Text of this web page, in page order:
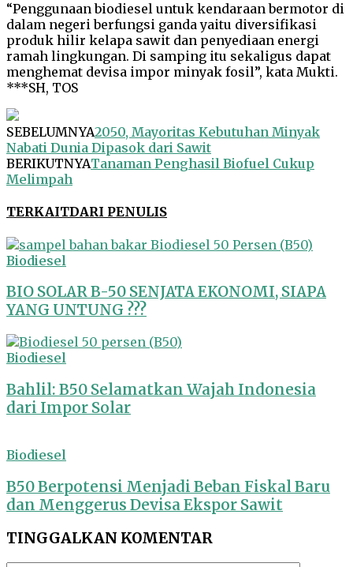
“Penggunaan biodiesel untuk kendaraan bermotor di
dalam negeri berfungsi ganda yaitu diversifikasi
produk hilir kelapa sawit dan penyediaan energi
ramah lingkungan. Di samping itu sekaligus dapat
menghemat devisa impor minyak fosil”, kata Mukti.
***SH, TOS
SEBELUMNYA2050, Mayoritas Kebutuhan Minyak
Nabati Dunia Dipasok dari Sawit
BERIKUTNYATanaman Penghasil Biofuel Cukup
Melimpah
TERKAITDARI PENULIS
Biodiesel
BIO SOLAR B-50 SENJATA EKONOMI, SIAPA
YANG UNTUNG ???
Biodiesel
Bahlil: B50 Selamatkan Wajah Indonesia
dari Impor Solar
Biodiesel
B50 Berpotensi Menjadi Beban Fiskal Baru
dan Menggerus Devisa Ekspor Sawit
TINGGALKAN KOMENTAR